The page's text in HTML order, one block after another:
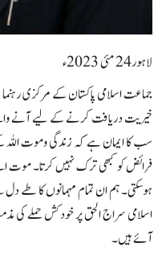
لاہور24 مئی 2023ء
جماعت اسلامی پاکستان کے مرکزی
خیریت دریافت کرنے کے لیے آنے
سب کا ایمان ہے کہ زندگی وموت
فرائض کو کبھی ترک نہیں کرتا۔ موت
ہوسکتی۔ ہم ان تمام مہمانوں کا طے
اسلامی سراج الحق پر خودکش حملے کی
آئے ہیں۔